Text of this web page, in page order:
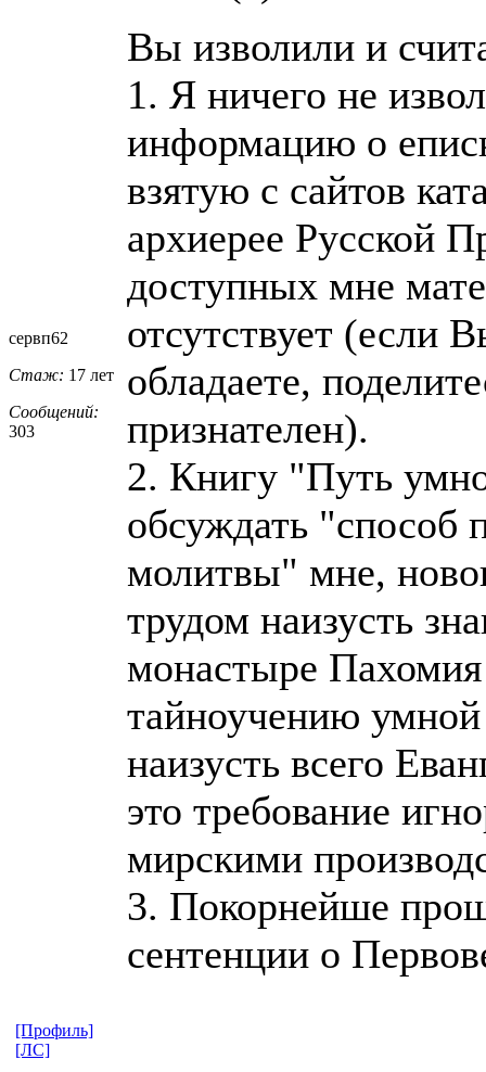
сервп62
Стаж: 17 лет
Сообщений:
303
Вы изволили и
1. Я ничего не
информацию о
взятую с сайтов
архиерее Русской
доступных мне
отсутствует (если
обладаете,
признателен).
2. Книгу "Путь
обсуждать "способ
молитвы" мне,
трудом наизусть
монастыре
тайноучению умной
наизусть всего
это требование
мирскими
3. Покорнейше
сентенции о
[Профиль]
[ЛС]